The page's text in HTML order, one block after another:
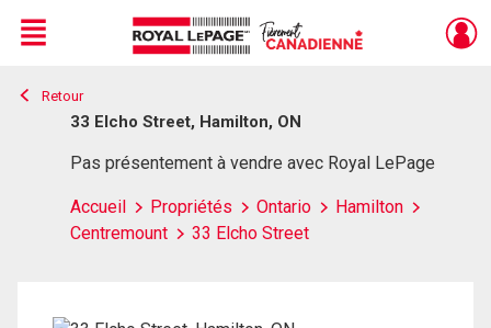
Live
En Direct
Menu
Retour
33 Elcho Street, Hamilton, ON
Pas présentement à vendre avec Royal LePage
Accueil Propriétés Ontario
Hamilton
Centremount
33 Elcho Street